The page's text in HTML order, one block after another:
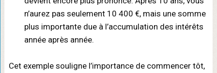
n’aurez pas seulement 10 400 €, mais une somme
plus importante due à l’accumulation des intérêts
année après année.
Cet exemple souligne l’importance de commencer tôt,